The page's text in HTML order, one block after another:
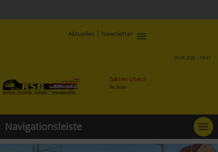
Aktuelles | Newsletter
06.08.2026 | 08:47
fakten-check
Navigationsleiste